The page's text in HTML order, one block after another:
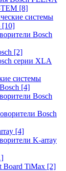
[8]
системы
[10]
Bosch
[2]
серии XLA
системы
[4]
Bosch
Bosch
[4]
K-array
Board TiMax [2]